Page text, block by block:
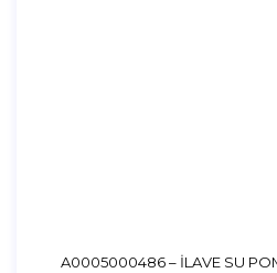
A0005000486 – İLAVE SU